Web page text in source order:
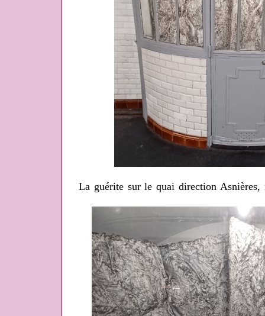
La guérite sur le quai direction